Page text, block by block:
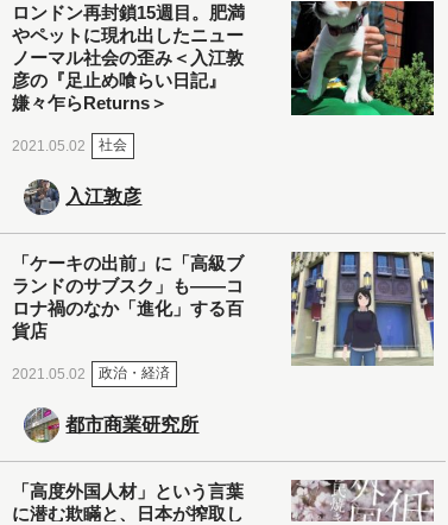
ロンドン再封鎖15週目。肥満
やペットに現れ出したニュー
ノーマル社会の歪み＜入江敦
彦の『足止め喰らい日記』
嫌々乍らReturns＞
2021.05.02 社会
入江敦彦
「ケーキの出前」に「高級ブ
ランドのサブスク」も――コ
ロナ禍のなか「進化」する百
貨店
2021.05.02 政治・経済
都市商業研究所
「高度外国人材」という言葉
に潜む欺瞞と、日本が搾取し